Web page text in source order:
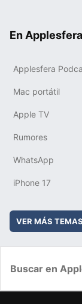
En
Applesfera
Mac portátil
Apple TV
Rumores
WhatsApp
iPhone 17
VER MÁS TEMAS